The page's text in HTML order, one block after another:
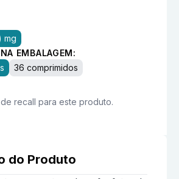
mg
EMBALAGEM:
36 comprimidos
recall para este produto.
do Produto